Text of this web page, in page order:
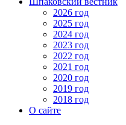
2026 год
2025 год
2024 год
2023 год
2022 год
2021 год
2020 год
2019 год
2018 год
О сайте